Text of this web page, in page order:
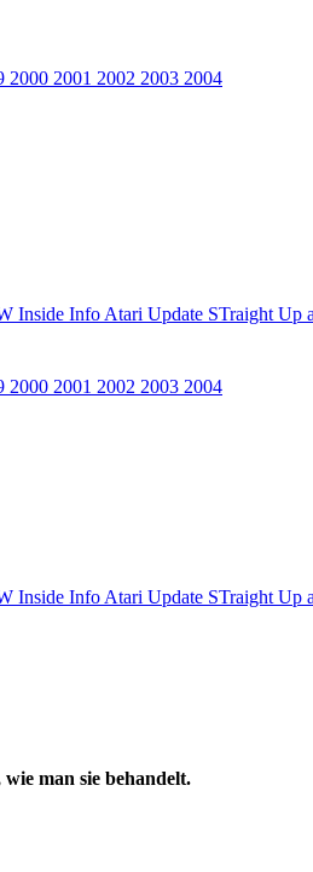
2000 2001 2002 2003 2004
Inside Info Atari Update STraight Up
2000 2001 2002 2003 2004
Inside Info Atari Update STraight Up
man sie behandelt.